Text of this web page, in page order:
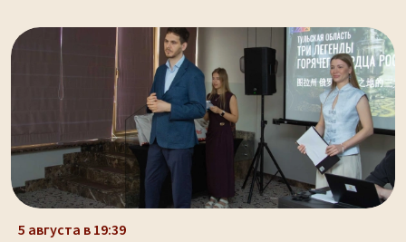
5 августа в 19:39